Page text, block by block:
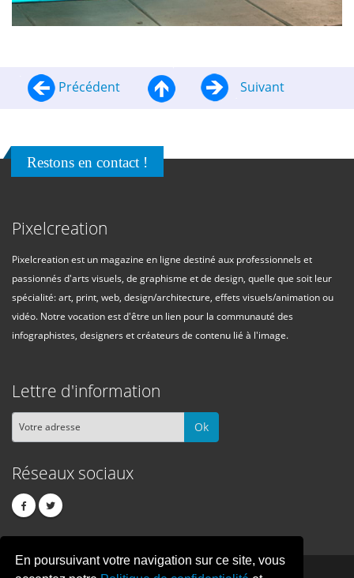
En poursuivant votre navigation sur ce site, vous
Précédent Suivant
Restons en contact !
Pixelcreation
Pixelcreation est un magazine en ligne destiné aux professionnels et
passionnés d'arts visuels, de graphisme et de design, quelle que soit leur
spécialité: art, print, web, design/architecture, effets visuels/animation ou
vidéo. Notre vocation est d'être un lien pour la communauté des
infographistes, designers et créateurs de contenu lié à l'image.
Lettre d'information
Ok
Réseaux sociaux